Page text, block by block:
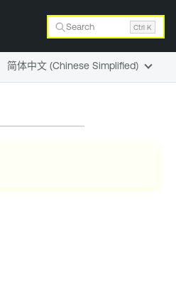
Search Ctrl K
简体中文 (Chinese Simplified)